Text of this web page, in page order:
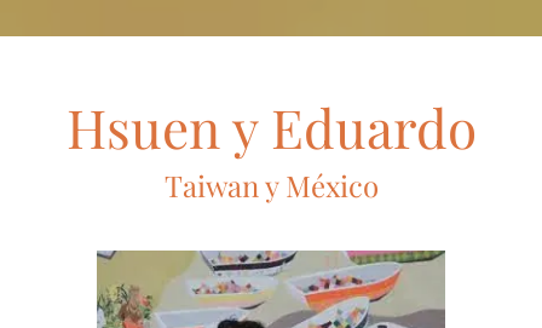
Hsuen y Eduardo
Taiwan y México